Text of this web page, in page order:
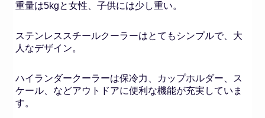
重量は5kgと女性、子供には少し重い。
ステンレススチールクーラーはとてもシンプルで、大
人なデザイン。
ハイランダークーラーは保冷力、カップホルダー、ス
ケール、などアウトドアに便利な機能が充実していま
す。